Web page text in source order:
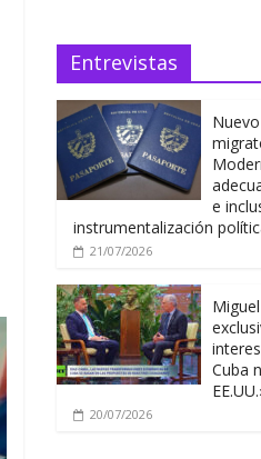
Entrevistas
e
instrumentalización
21/07/2026
Cuba
20/07/2026